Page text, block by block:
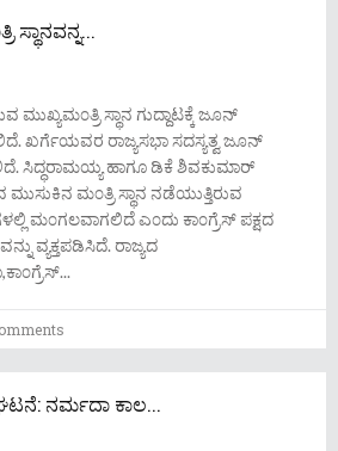
ಸ್ಥಾನವನ್ನ...
ಮುಖ್ಯಮ೦ತ್ರಿ ಸ್ಥಾನ ಗುದ್ದಾಟಕ್ಕೆ ಜೂನ್
ಖರ್ಗೆಯವರ ರಾಜ್ಯಸಭಾ ಸದಸ್ಯತ್ವ ಜೂನ್
ಸಿದ್ಧರಾಮಯ್ಯ ಹಾಗೂ ಡಿಕೆ ಶಿವಕುಮಾರ್
ಮ೦ತ್ರಿ ಸ್ಥಾನ ನಡೆಯುತ್ತಿರುವ
ಮ೦ಗಲವಾಗಲಿದೆ ಎ೦ದು ಕಾ೦ಗ್ರೆಸ್ ಪಕ್ಷದ
ವ್ಯಕ್ತಪಡಿಸಿದೆ. ರಾಜ್ಯದ
ನರ್ಮದಾ ಕಾಲ...